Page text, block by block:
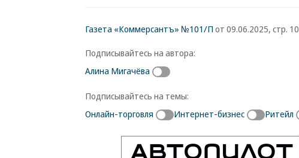
Газета «Коммерсантъ» №101/П от 09.06.2025, стр. 10
Подписывайтесь на автора:
Алина Мигачёва
Подписывайтесь на темы:
Онлайн-торговля
Интернет-бизнес Ритейл